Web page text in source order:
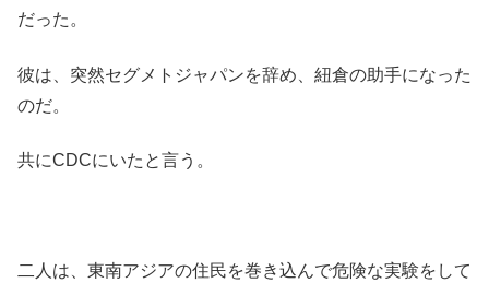
だった。
彼は、突然セグメトジャパンを辞め、紐倉の助手になった
のだ。
共にCDCにいたと言う。
二人は、東南アジアの住民を巻き込んで危険な実験をして